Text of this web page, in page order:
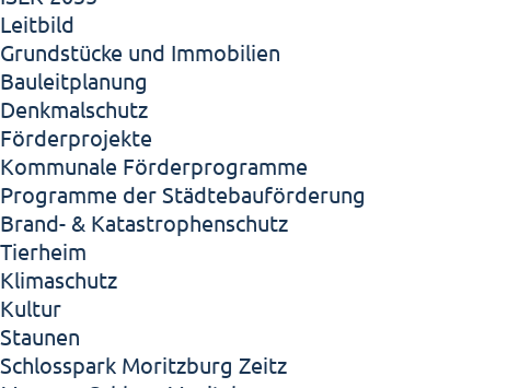
Leitbild
Grundstücke und Immobilien
Bauleitplanung
Denkmalschutz
Förderprojekte
Kommunale Förderprogramme
Programme der Städtebauförderung
Brand- & Katastrophenschutz
Tierheim
Klimaschutz
Kultur
Staunen
Schlosspark Moritzburg Zeitz